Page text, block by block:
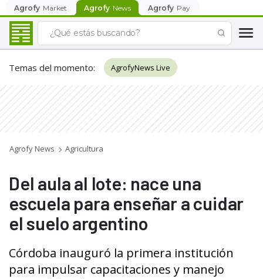
Agrofy Market Agrofy News Agrofy Pay
Temas del momento: AgrofyNews Live
Agrofy News Agricultura
Del aula al lote: nace una
escuela para enseñar a cuidar
el suelo argentino
Córdoba inauguró la primera institución
para impulsar capacitaciones y manejo